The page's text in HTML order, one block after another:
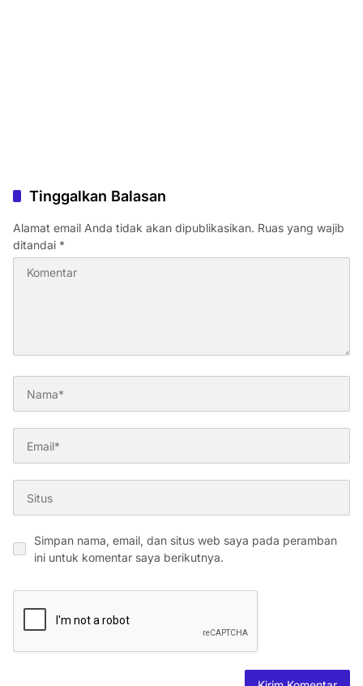
Tinggalkan Balasan
Alamat email Anda tidak akan dipublikasikan. Ruas yang wajib
ditandai *
Simpan nama, email, dan situs web saya pada peramban
ini untuk komentar saya berikutnya.